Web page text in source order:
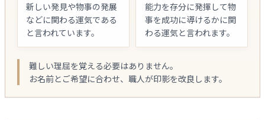
新しい発見や物事の発展
などに関わる運気である
と言われています。
能力を存分に発揮して物
事を成功に導けるかに関
わる運気と言われます。
難しい理屈を覚える必要はありません。
お名前とご希望に合わせ、職人が印影を改良します。